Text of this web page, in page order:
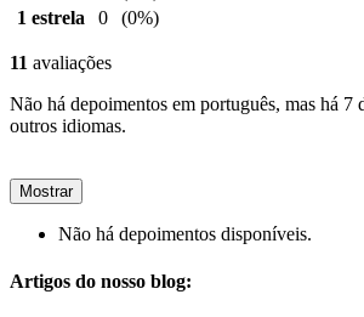
1 estrela
0 (0%)
11 avaliações
Não há depoimentos em português, mas há 7
outros idiomas.
Mostrar
Não há depoimentos disponíveis.
Artigos do nosso blog: